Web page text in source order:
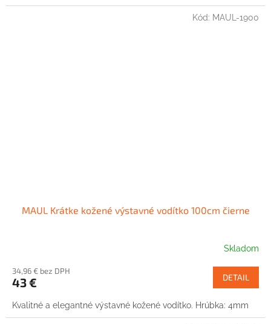
MAUL Krátke kožené výstavné vodítko 100cm čierne
Skladom
34,96 € bez DPH
43 € DETAIL
Kvalitné a elegantné výstavné kožené vodítko. Hrúbka: 4mm
Kód: MAUL-1900